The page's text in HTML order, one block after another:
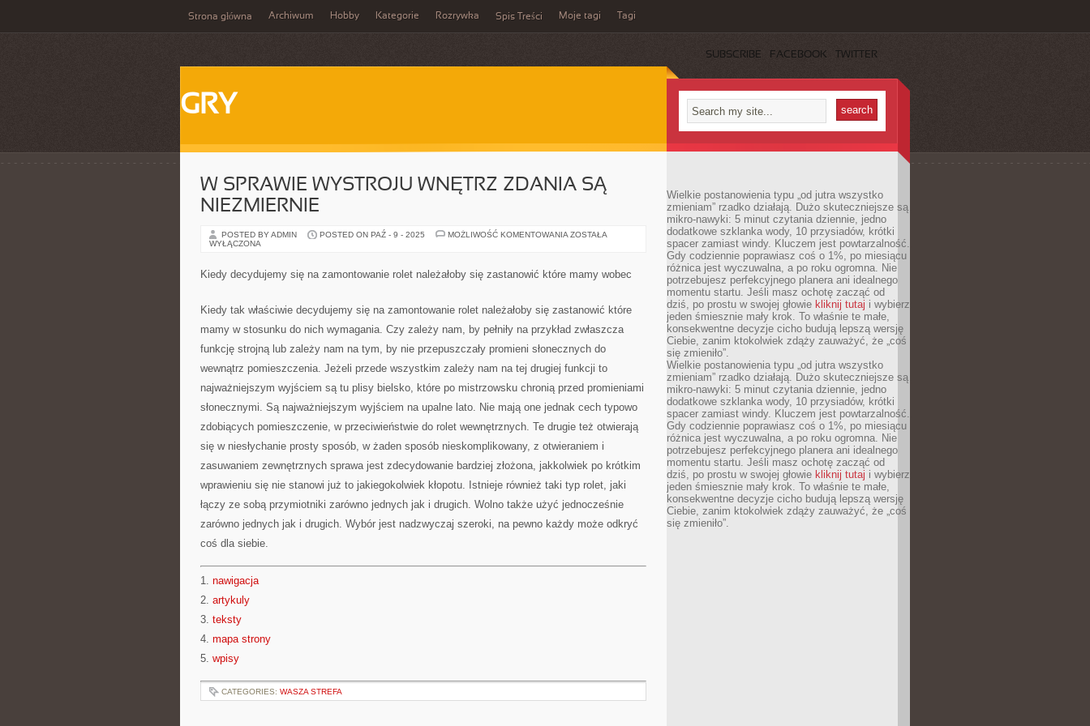
Strona główna Archiwum Hobby Kategorie Rozrywka Spis Treści Moje tagi Tagi
SUBSCRIBE FACEBOOK TWITTER
GRY
W SPRAWIE WYSTROJU WNĘTRZ ZDANIA SĄ
NIEZMIERNIE
POSTED BY ADMIN POSTED ON PAŹ - 9 - 2025 MOŻLIWOŚĆ KOMENTOWANIA W
SĄ
ZOSTAŁA
WYŁĄCZONA
Kiedy decydujemy się na zamontowanie rolet należałoby się zastanowić które mamy wobec
Kiedy tak właściwie decydujemy się na zamontowanie rolet należałoby się zastanowić które
mamy w stosunku do nich wymagania. Czy zależy nam, by pełniły na przykład zwłaszcza
funkcję strojną lub zależy nam na tym, by nie przepuszczały promieni słonecznych do
wewnątrz pomieszczenia. Jeżeli przede wszystkim zależy nam na tej drugiej funkcji to
najważniejszym wyjściem są tu plisy bielsko, które po mistrzowsku chronią przed promieniami
słonecznymi. Są najważniejszym wyjściem na upalne lato. Nie mają one jednak cech typowo
zdobiących pomieszczenie, w przeciwieństwie do rolet wewnętrznych. Te drugie też otwierają
się w niesłychanie prosty sposób, w żaden sposób nieskomplikowany, z otwieraniem i
zasuwaniem zewnętrznych sprawa jest zdecydowanie bardziej złożona, jakkolwiek po krótkim
wprawieniu się nie stanowi już to jakiegokolwiek kłopotu. Istnieje również taki typ rolet, jaki
łączy ze sobą przymiotniki zarówno jednych jak i drugich. Wolno także użyć jednocześnie
zarówno jednych jak i drugich. Wybór jest nadzwyczaj szeroki, na pewno każdy może odkryć
coś dla siebie.
1. nawigacja
2. artykuly
3. teksty
4. mapa strony
5. wpisy
CATEGORIES: WASZA STREFA
Wielkie postanowienia typu „od jutra wszystko
zmieniam” rzadko działają. Dużo skuteczniejsze są
mikro-nawyki: 5 minut czytania dziennie, jedno
dodatkowe szklanka wody, 10 przysiadów, krótki
spacer zamiast windy. Kluczem jest powtarzalność.
Gdy codziennie poprawiasz coś o 1%, po miesiącu
różnica jest wyczuwalna, a po roku ogromna. Nie
potrzebujesz perfekcyjnego planera ani idealnego
momentu startu. Jeśli masz ochotę zacząć od
dziś, po prostu w swojej głowie kliknij tutaj i wybierz
jeden śmiesznie mały krok. To właśnie te małe,
konsekwentne decyzje cicho budują lepszą wersję
Ciebie, zanim ktokolwiek zdąży zauważyć, że „coś
się zmieniło”.
Wielkie postanowienia typu „od jutra wszystko
zmieniam” rzadko działają. Dużo skuteczniejsze są
mikro-nawyki: 5 minut czytania dziennie, jedno
dodatkowe szklanka wody, 10 przysiadów, krótki
spacer zamiast windy. Kluczem jest powtarzalność.
Gdy codziennie poprawiasz coś o 1%, po miesiącu
różnica jest wyczuwalna, a po roku ogromna. Nie
potrzebujesz perfekcyjnego planera ani idealnego
momentu startu. Jeśli masz ochotę zacząć od
dziś, po prostu w swojej głowie kliknij tutaj i wybierz
jeden śmiesznie mały krok. To właśnie te małe,
konsekwentne decyzje cicho budują lepszą wersję
Ciebie, zanim ktokolwiek zdąży zauważyć, że „coś
się zmieniło”.